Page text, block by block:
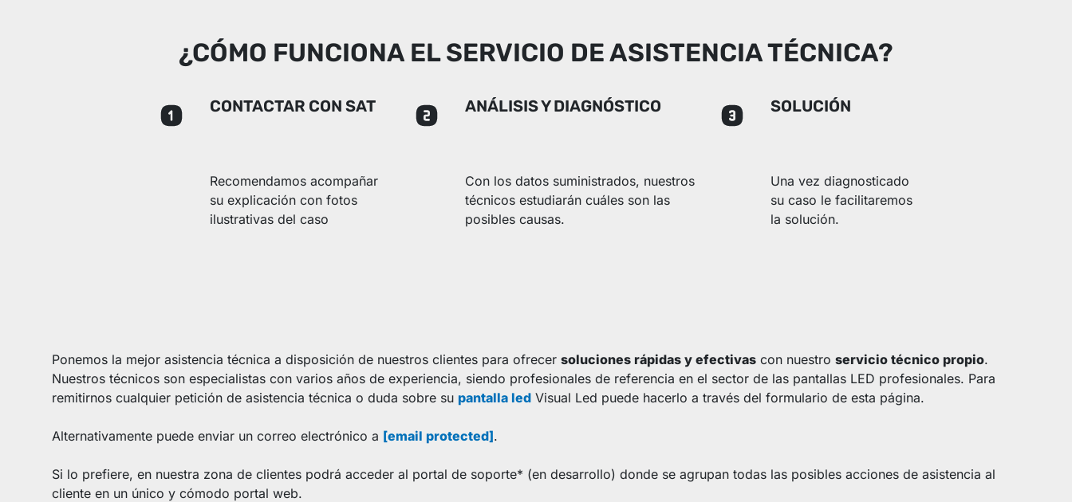
¿CÓMO FUNCIONA EL SERVICIO DE ASISTENCIA TÉCNICA?
CONTACTAR CON SAT
Recomendamos acompañar
su explicación con fotos
ilustrativas del caso
ANÁLISIS Y DIAGNÓSTICO
Con los datos suministrados, nuestros
técnicos estudiarán cuáles son las
posibles causas.
SOLUCIÓN
Una vez diagnosticado
su caso le facilitaremos
la solución.
Ponemos la mejor asistencia técnica a disposición de nuestros clientes para ofrecersoluciones rápidas y efectivas con nuestroservicio técnico propio.
Nuestros técnicos son especialistas con varios años de experiencia, siendo profesionales de referencia en el sector de las pantallas LED profesionales. Para
remitirnos cualquier petición de asistencia técnica o duda sobre su pantalla led Visual Led puede hacerlo a través del formulario de esta página.
Alternativamente puede enviar un correo electrónico a [email protected].
Si lo prefiere, en nuestra zona de clientes podrá acceder al portal de soporte* (en desarrollo) donde se agrupan todas las posibles acciones de asistencia al
cliente en un único y cómodo portal web.